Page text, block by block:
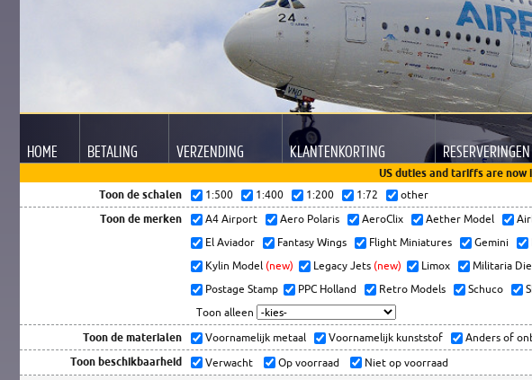
HOME BETALING VERZENDING KLANTENKORTING RESERVERINGEN
US duties and tariffs are now
Toon de schalen
1:500 1:400 1:200 1:72 other
Toon de merken A4 Airport Aero Polaris AeroClix Aether Model
El Aviador
Fantasy Wings Flight Miniatures Gemini
Kylin Model (new) Legacy Jets (new) Limox Militaria
Postage Stamp
PPC Holland Retro Models Schuco
Toon alleen
Toon de materialen Voornamelijk metaal Voornamelijk kunststof Anders of
Toon beschikbaarheid Verwacht Op voorraad Niet op voorraad